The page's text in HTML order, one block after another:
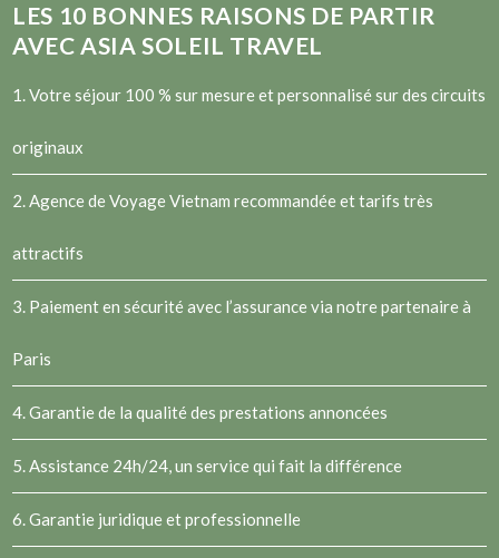
LES 10 BONNES RAISONS DE PARTIR
AVEC ASIA SOLEIL TRAVEL
1. Votre séjour 100 % sur mesure et personnalisé sur des circuits
originaux
2.Agence de Voyage Vietnam recommandée et tarifs très
attractifs
3. Paiement en sécurité avec l’assurance via notre partenaire à
Paris
4. Garantie de la qualité des prestations annoncées
5. Assistance 24h/24, un service qui fait la différence
6. Garantie juridique et professionnelle